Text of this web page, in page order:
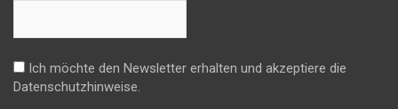
Ich möchte den Newsletter erhalten und akzeptiere die
Datenschutzhinweise.